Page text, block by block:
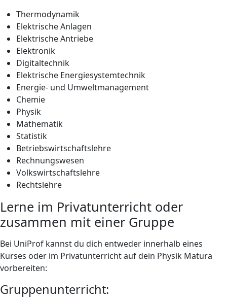
Thermodynamik
Elektrische Anlagen
Elektrische Antriebe
Elektronik
Digitaltechnik
Elektrische Energiesystemtechnik
Energie- und Umweltmanagement
Chemie
Physik
Mathematik
Statistik
Betriebswirtschaftslehre
Rechnungswesen
Volkswirtschaftslehre
Rechtslehre
Lerne im Privatunterricht oder
zusammen mit einer Gruppe
Bei UniProf kannst du dich entweder innerhalb eines
Kurses oder im Privatunterricht auf dein Physik Matura
vorbereiten:
Gruppenunterricht: